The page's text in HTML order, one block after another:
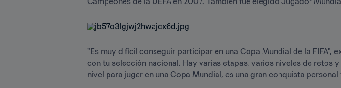
"Es muy difícil conseguir participar en una Copa Mundial de la
con tu selección nacional. Hay varias etapas, varios niveles de retos
nivel para jugar en una Copa Mundial, es una gran conquista personal